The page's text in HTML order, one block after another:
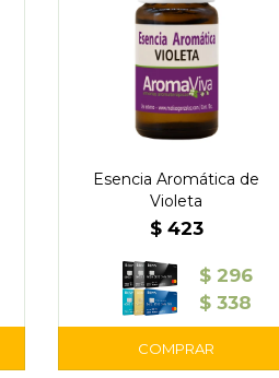
Esencia Aromática de
Violeta
$ 423
$ 296
$ 338